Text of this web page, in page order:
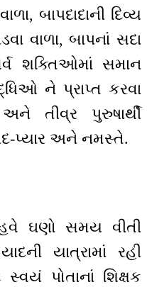
બાપદાદાની દિવ્ય
વાળા, બાપનાં સદા
શક્તિઓમાં સમાન
ને પ્રાપ્ત કરવા
તીવ્ર પુરુષાર્થી
પ્યાર અને નમસ્તે.
ઘણો સમય વીતી
યાત્રામાં રહી
પોતાનાં શિક્ષક